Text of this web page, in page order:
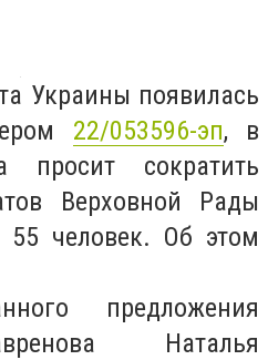
Украины появилась
22/053596-эп, в
просит сократить
Верховной Рады
человек. Об этом
предложения
Наталья